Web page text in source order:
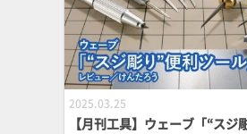
2025.03.25
【月刊工具】ウェーブ「“スジ